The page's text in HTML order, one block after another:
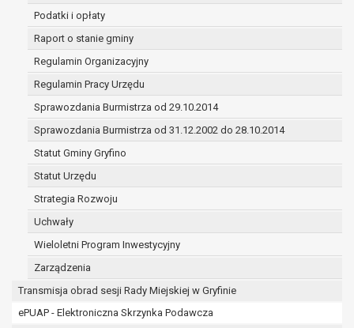
Podatki i opłaty
Raport o stanie gminy
Regulamin Organizacyjny
Regulamin Pracy Urzędu
Sprawozdania Burmistrza od 29.10.2014
Sprawozdania Burmistrza od 31.12.2002 do 28.10.2014
Statut Gminy Gryfino
Statut Urzędu
Strategia Rozwoju
Uchwały
Wieloletni Program Inwestycyjny
Zarządzenia
Transmisja obrad sesji Rady Miejskiej w Gryfinie
ePUAP - Elektroniczna Skrzynka Podawcza
nadrzędne wobec Gminy;
zawarcia i realizacji umów;
ochrony żywotnych interesów osoby, której
dane dotyczą, lub innej osoby fizycznej;
wykonania zadania realizowanego w
interesie publicznym lub w ramach
sprawowania władzy publicznej
powierzonej administratorowi;
w pozostałych przypadkach dane osobowe
przetwarzane są wyłącznie na podstawie
określonym w treści zgody.
W związku z przetwarzaniem danych w celu
wskazanym w pkt. 3, dane osobowe mogą być
udostępniane innym upoważnionym odbiorcom lub
kategoriom odbiorców danych osobowych.
Odbiorcami mogą być:
podmioty, które przetwarzają dane